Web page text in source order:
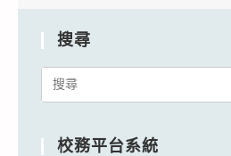
搜尋
Search
校務平台系統